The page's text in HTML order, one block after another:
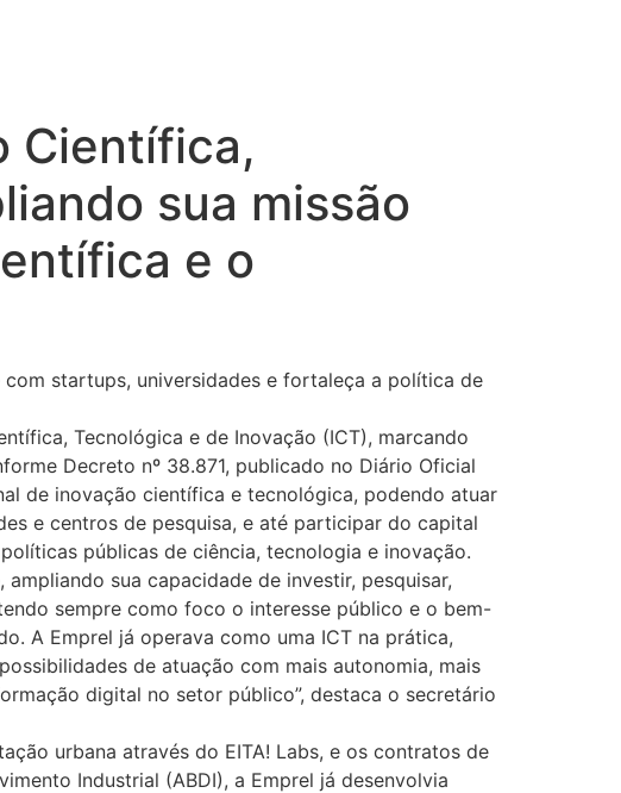
Científica,
sua missão
e o
startups, universidades e fortaleça a política de
Tecnológica e de Inovação (ICT), marcando
Decreto nº 38.871, publicado no Diário Oficial
de inovação científica e tecnológica, podendo atuar
e centros de pesquisa, e até participar do capital
públicas de ciência, tecnologia e inovação.
sua capacidade de investir, pesquisar,
sempre como foco o interesse público e o bem-
A Emprel já operava como uma ICT na prática,
de atuação com mais autonomia, mais
digital no setor público”, destaca o secretário
urbana através do EITA! Labs, e os contratos de
Industrial (ABDI), a Emprel já desenvolvia